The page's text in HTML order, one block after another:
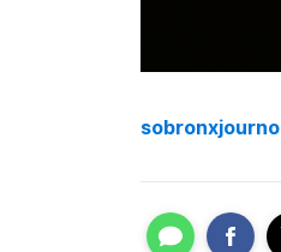
sobronxjourno